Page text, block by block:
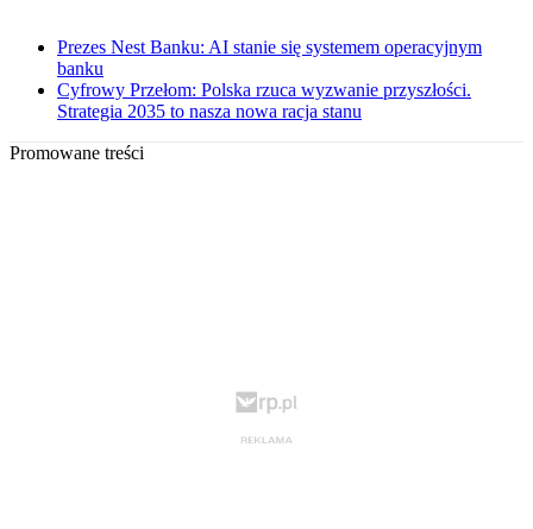
Prezes Nest Banku: AI stanie się systemem operacyjnym
banku
Cyfrowy Przełom: Polska rzuca wyzwanie przyszłości.
Strategia 2035 to nasza nowa racja stanu
Promowane treści